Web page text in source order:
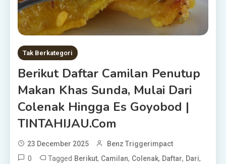
Tak Berkategori
Berikut Daftar Camilan Penutup
Makan Khas Sunda, Mulai Dari
Colenak Hingga Es Goyobod |
TINTAHIJAU.com
23 December 2025 Benz Triggerimpact
0 Tagged Berikut, Camilan, Colenak, Daftar, Dari,